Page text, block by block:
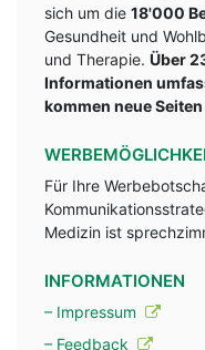
sich um die 18'000
Gesundheit und
und Therapie. Über
Informationen
kommen neue
Für Ihre
Medizin ist
INFORMATIONEN
– Impressum
– Feedback